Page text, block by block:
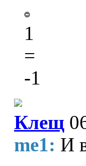
1
=
-1
Клещ
me1: И